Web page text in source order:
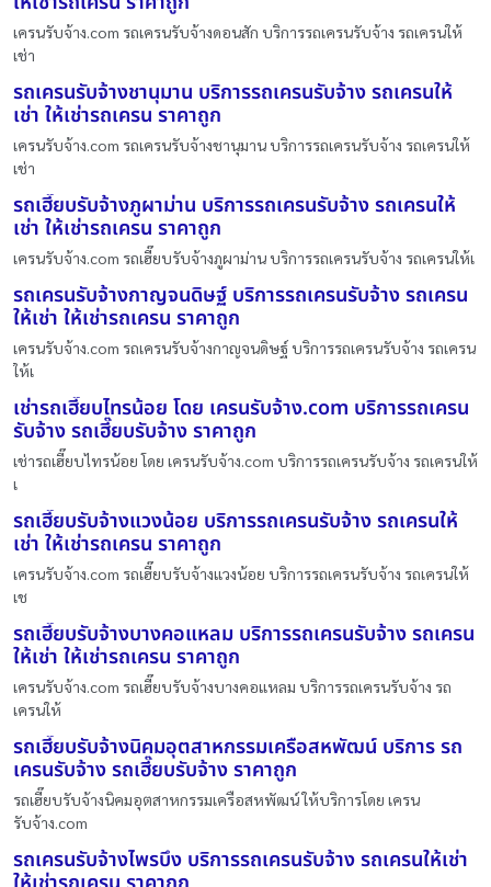
เครนรับจ้าง.com รถเครนรับจ้างดอนสัก บริการรถเครนรับจ้าง รถเครนให้
เช่า
รถเครนรับจ้างชานุมาน บริการรถเครนรับจ้าง รถเครนให้
เช่า ให้เช่ารถเครน ราคาถูก
เครนรับจ้าง.com รถเครนรับจ้างชานุมาน บริการรถเครนรับจ้าง รถเครนให้
เช่า
รถเฮี๊ยบรับจ้างภูผาม่าน บริการรถเครนรับจ้าง รถเครนให้
เช่า ให้เช่ารถเครน ราคาถูก
เครนรับจ้าง.com รถเฮี๊ยบรับจ้างภูผาม่าน บริการรถเครนรับจ้าง รถเครนให้เ
รถเครนรับจ้างกาญจนดิษฐ์ บริการรถเครนรับจ้าง รถเครน
ให้เช่า ให้เช่ารถเครน ราคาถูก
เครนรับจ้าง.com รถเครนรับจ้างกาญจนดิษฐ์ บริการรถเครนรับจ้าง รถเครน
ให้เ
เช่ารถเฮี๊ยบไทรน้อย โดย เครนรับจ้าง.com บริการรถเครน
รับจ้าง รถเฮี๊ยบรับจ้าง ราคาถูก
เช่ารถเฮี๊ยบไทรน้อย โดย เครนรับจ้าง.com บริการรถเครนรับจ้าง รถเครนให้
เ
รถเฮี๊ยบรับจ้างแวงน้อย บริการรถเครนรับจ้าง รถเครนให้
เช่า ให้เช่ารถเครน ราคาถูก
เครนรับจ้าง.com รถเฮี๊ยบรับจ้างแวงน้อย บริการรถเครนรับจ้าง รถเครนให้
เช
รถเฮี๊ยบรับจ้างบางคอแหลม บริการรถเครนรับจ้าง รถเครน
ให้เช่า ให้เช่ารถเครน ราคาถูก
เครนรับจ้าง.com รถเฮี๊ยบรับจ้างบางคอแหลม บริการรถเครนรับจ้าง รถ
เครนให้
รถเฮี๊ยบรับจ้างนิคมอุตสาหกรรมเครือสหพัฒน์ บริการ รถ
เครนรับจ้าง รถเฮี๊ยบรับจ้าง ราคาถูก
รถเฮี๊ยบรับจ้างนิคมอุตสาหกรรมเครือสหพัฒน์ ให้บริการโดย เครน
รับจ้าง.com
รถเครนรับจ้างไพรบึง บริการรถเครนรับจ้าง รถเครนให้เช่า